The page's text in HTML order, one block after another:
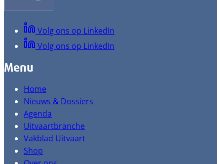
Volg ons op LinkedIn
Volg ons op LinkedIn
Menu
Home
Nieuws & Dossiers
Agenda
Uitvaartbranche
Vakblad Uitvaart
Shop